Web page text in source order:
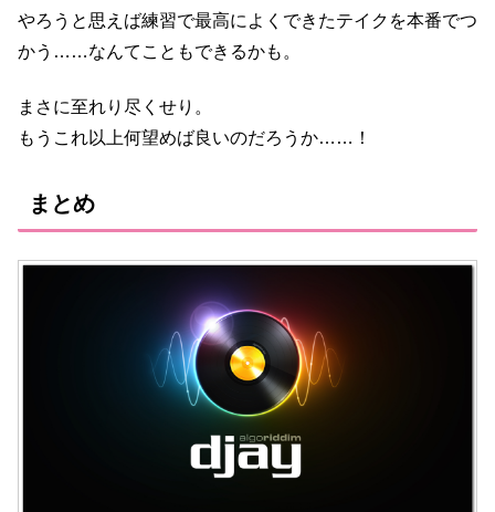
やろうと思えば練習で最高によくできたテイクを本番でつ
かう……なんてこともできるかも。
まさに至れり尽くせり。
もうこれ以上何望めば良いのだろうか……！
まとめ